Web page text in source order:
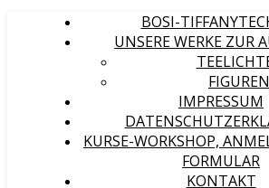
BOSI-
UNSERE WERKE ZUR
FIGUREN
IMPRESSUM
KURSE-WORKSHOP,
FORMULAR
KONTAKT